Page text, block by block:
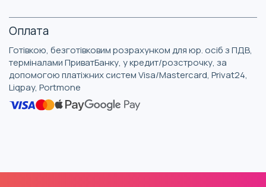
Оплата
Готівкою, безготівковим розрахунком для юр. осіб з ПДВ,
терміналами ПриватБанку, у кредит/розстрочку, за
допомогою платіжних систем Visa/Mastercard, Privat24,
Liqpay, Portmone